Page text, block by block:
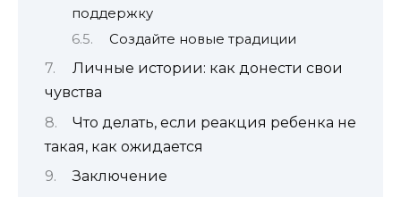
поддержку
Создайте новые традиции
Личные истории: как донести свои
чувства
Что делать, если реакция ребенка не
такая, как ожидается
Заключение